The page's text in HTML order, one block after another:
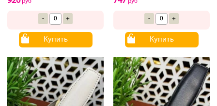
- +
Купить
- +
Купить